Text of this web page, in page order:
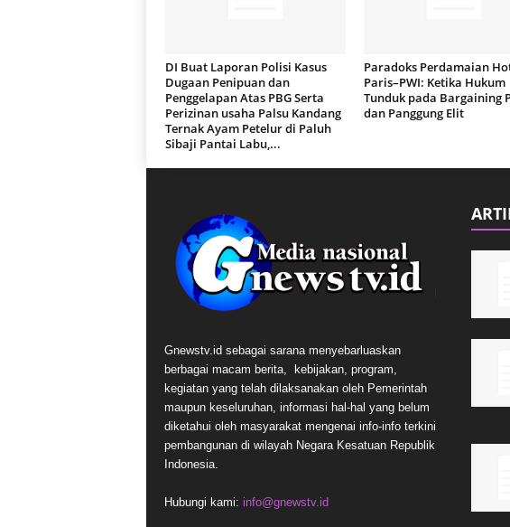
DI Buat Laporan Polisi Kasus
Dugaan Penipuan dan
Penggelapan Atas PBG Serta
Perizinan usaha Palsu Kandang
Ternak Ayam Petelur di Paluh
Sibaji Pantai Labu,...
Paradoks Perdamaian
Paris–PWI: Ketika Hukum
Tunduk pada Bargaining
dan Panggung Elit
Gnewstv.id sebagai sarana menyebarluaskan
berbagai macam berita, kebijakan, program,
kegiatan yang telah dilaksanakan oleh Pemerintah
maupun keseluruhan, informasi hal-hal yang belum
diketahui oleh masyarakat mengenai info-info terkini
pembangunan di wilayah Negara Kesatuan Republik
Indonesia.
Hubungi kami: info@gnewstv.id